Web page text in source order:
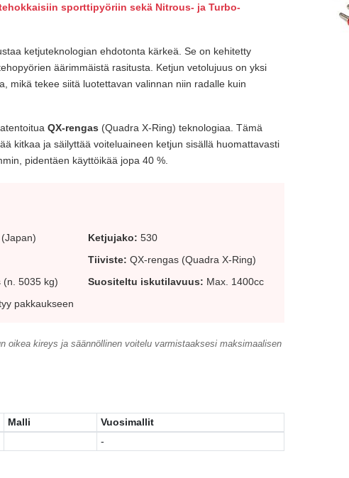
sporttipyöriin sekä Nitrous- ja Turbo-
ketjuteknologian ehdotonta kärkeä. Se on kehitetty
äärimmäistä rasitusta. Ketjun vetolujuus on yksi
mikä tekee siitä luotettavan valinnan niin radalle kuin
QX-rengas (Quadra X-Ring) teknologiaa. Tämä
kitkaa ja säilyttää voiteluaineen ketjun sisällä huomattavasti
pidentäen käyttöikää jopa 40 %.
Ketjujako: 530
Tiiviste: QX-rengas (Quadra X-Ring)
(n. 5035 kg) Suositeltu iskutilavuus: Max. 1400cc
pakkaukseen
oikea kireys ja säännöllinen voitelu varmistaaksesi maksimaalisen
Malli
Vuosimallit
-